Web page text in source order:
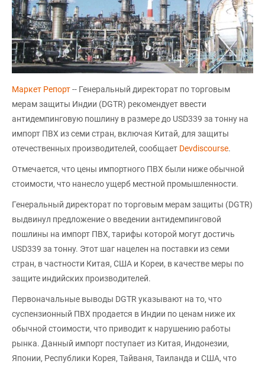
Маркет Репорт-- Генеральный директорат по торговым
мерам защиты Индии (DGTR) рекомендует ввести
антидемпинговую пошлину в размере до USD339 за тонну на
импорт ПВХ из семи стран, включая Китай, для защиты
отечественных производителей, сообщает Devdiscourse.
Отмечается, что цены импортного ПВХ были ниже обычной
стоимости, что нанесло ущерб местной промышленности.
Генеральный директорат по торговым мерам защиты (DGTR)
выдвинул предложение о введении антидемпинговой
пошлины на импорт ПВХ, тарифы которой могут достичь
USD339 за тонну. Этот шаг нацелен на поставки из семи
стран, в частности Китая, США и Кореи, в качестве меры по
защите индийских производителей.
Первоначальные выводы DGTR указывают на то, что
суспензионный ПВХ продается в Индии по ценам ниже их
обычной стоимости, что приводит к нарушению работы
рынка. Данный импорт поступает из Китая, Индонезии,
Японии, Республики Корея, Тайваня, Таиланда и США, что